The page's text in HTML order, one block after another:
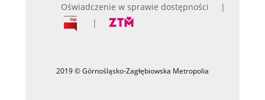
Oświadczenie w sprawie dostępności
2019 © Górnośląsko-Zagłębiowska Metropolia